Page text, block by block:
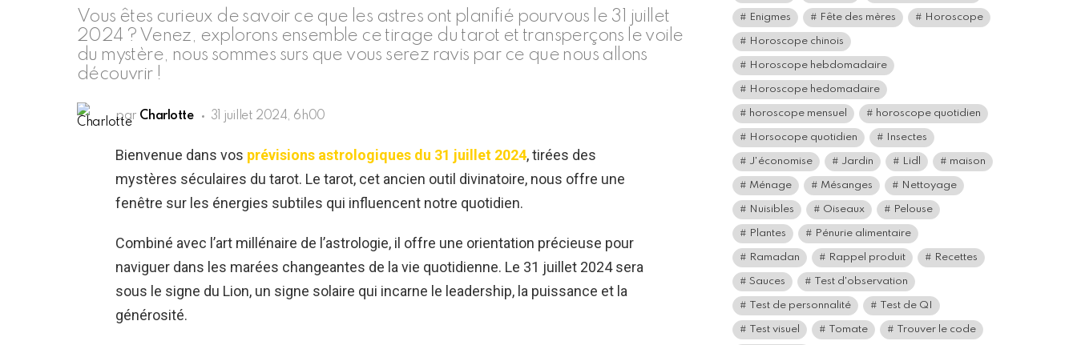
Vous êtes curieux de savoir ce que les astres ont planifié pourvous le 31 juillet
2024 ? Venez, explorons ensemble ce tirage du tarot et transperçons le voile
du mystère, nous sommes surs que vous serez ravis par ce que nous allons
découvrir !
par Charlotte 31 juillet 2024, 6h00
Bienvenue dans vos prévisions astrologiques du 31 juillet 2024, tirées des
mystères séculaires du tarot. Le tarot, cet ancien outil divinatoire, nous offre une
fenêtre sur les énergies subtiles qui influencent notre quotidien.
Combiné avec l’art millénaire de l’astrologie, il offre une orientation précieuse pour
naviguer dans les marées changeantes de la vie quotidienne. Le 31 juillet 2024 sera
sous le signe du Lion, un signe solaire qui incarne le leadership, la puissance et la
générosité.
Enigmes Fête des mères Horoscope
Horoscope chinois
Horoscope hebdomadaire
Horoscope hedomadaire
horoscope mensuel horoscope quotidien
Horsocope quotidien Insectes
J'économise Jardin Lidl maison
Ménage Mésanges Nettoyage
Nuisibles Oiseaux Pelouse
Plantes Pénurie alimentaire
Ramadan Rappel produit Recettes
Sauces Test d'observation
Test de personnalité Test de QI
Test visuel Tomate Trouver le code